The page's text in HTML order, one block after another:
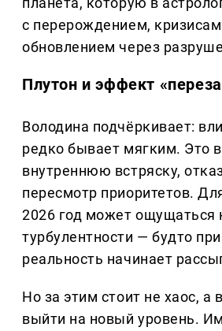
с перерождением,
обновлением через
Плутон и эффект
Володина подчёркивает:
редко бывает мягким. Это
внутреннюю встряску,
пересмотр приоритетов.
2026 год может ощущаться
турбулентности — будто
реальность начинает
Но за этим стоит не хаос, а
выйти на новый уровень.